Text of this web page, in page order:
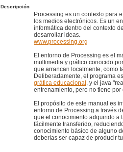
Descripción
Processing es un contexto para
los medios electrónicos. Es un
informática dentro del contexto
desarrollar ideas.
www.processing.org
El entorno de Processing es el
multimedia y gráfico conocido
que arrancan localmente, como
Deliberadamente, el programa
gráfica educacional , y el java
entrenamiento, pero no tiene por
El propósito de este manual es
entorno de Processing a través
que el conocimiento adquirido a
fácilmente transferido,
conocimiento básico de alguno
deberías ser capaz de producir